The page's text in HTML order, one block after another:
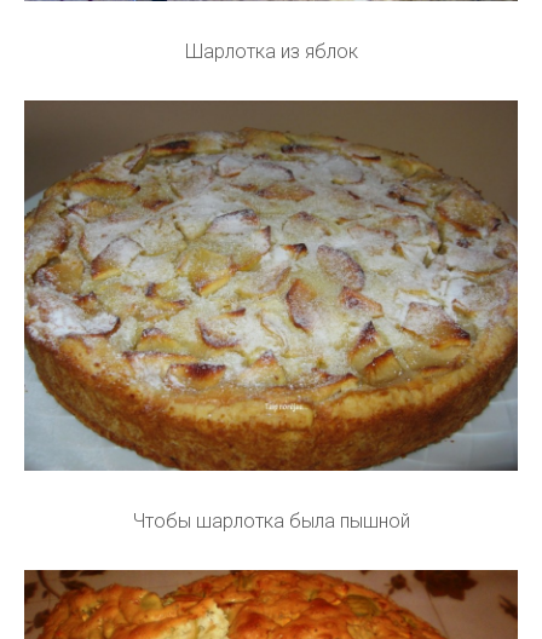
Шарлотка из яблок
Чтобы шарлотка была пышной